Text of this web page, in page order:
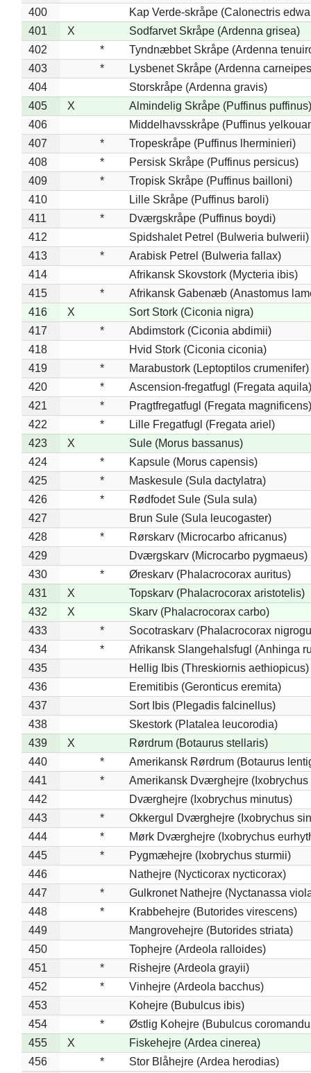
400
Kap Verde-skråpe (Calonectris
401
X
Sodfarvet Skråpe (Ardenna grisea)
402
*
Tyndnæbbet Skråpe (Ardenna
403
*
Lysbenet Skråpe (Ardenna
404
Storskråpe (Ardenna gravis)
405
X
Almindelig Skråpe (Puffinus puffinus)
406
Middelhavsskråpe (Puffinus
407
*
Tropeskråpe (Puffinus lherminieri)
408
*
Persisk Skråpe (Puffinus persicus)
409
*
Tropisk Skråpe (Puffinus bailloni)
410
Lille Skråpe (Puffinus baroli)
411
*
Dværgskråpe (Puffinus boydi)
412
Spidshalet Petrel (Bulweria bulwerii)
413
*
Arabisk Petrel (Bulweria fallax)
414
Afrikansk Skovstork (Mycteria ibis)
415
*
Afrikansk Gabenæb (Anastomus
416
X
Sort Stork (Ciconia nigra)
417
*
Abdimstork (Ciconia abdimii)
418
Hvid Stork (Ciconia ciconia)
419
*
Marabustork (Leptoptilos crumenifer)
420
*
Ascension-fregatfugl (Fregata aquila)
421
*
Pragtfregatfugl (Fregata magnificens)
422
*
Lille Fregatfugl (Fregata ariel)
423
X
Sule (Morus bassanus)
424
*
Kapsule (Morus capensis)
425
*
Maskesule (Sula dactylatra)
426
*
Rødfodet Sule (Sula sula)
427
Brun Sule (Sula leucogaster)
428
*
Rørskarv (Microcarbo africanus)
429
Dværgskarv (Microcarbo pygmaeus)
430
*
Øreskarv (Phalacrocorax auritus)
431
X
Topskarv (Phalacrocorax aristotelis)
432
X
Skarv (Phalacrocorax carbo)
433
*
Socotraskarv (Phalacrocorax
434
*
Afrikansk Slangehalsfugl (Anhinga
435
Hellig Ibis (Threskiornis aethiopicus)
436
Eremitibis (Geronticus eremita)
437
Sort Ibis (Plegadis falcinellus)
438
Skestork (Platalea leucorodia)
439
X
Rørdrum (Botaurus stellaris)
440
*
Amerikansk Rørdrum (Botaurus
441
*
Amerikansk Dværghejre (Ixobrychus
442
Dværghejre (Ixobrychus minutus)
443
*
Okkergul Dværghejre (Ixobrychus
444
*
Mørk Dværghejre (Ixobrychus
445
*
Pygmæhejre (Ixobrychus sturmii)
446
Nathejre (Nycticorax nycticorax)
447
*
Gulkronet Nathejre (Nyctanassa
448
*
Krabbehejre (Butorides virescens)
449
Mangrovehejre (Butorides striata)
450
Tophejre (Ardeola ralloides)
451
*
Rishejre (Ardeola grayii)
452
*
Vinhejre (Ardeola bacchus)
453
Kohejre (Bubulcus ibis)
454
*
Østlig Kohejre (Bubulcus
455
X
Fiskehejre (Ardea cinerea)
456
*
Stor Blåhejre (Ardea herodias)